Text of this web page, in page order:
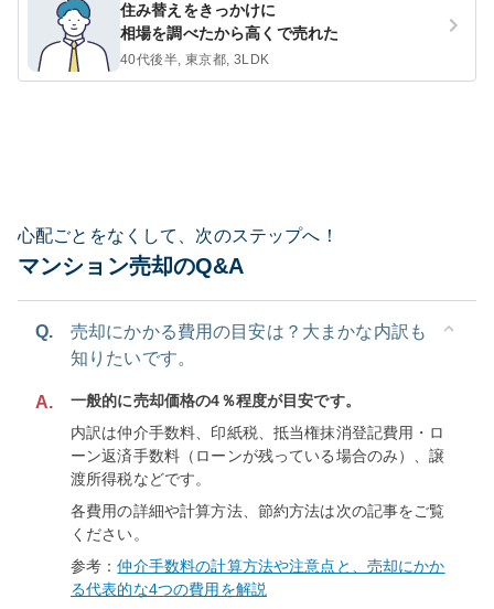
住み替えをきっかけに
相場を調べたから高くで売れた
40代後半, 東京都, 3LDK
心配ごとをなくして、次のステップへ！
マンション売却のQ&A
Q.
売却にかかる費用の目安は？大まかな内訳も
知りたいです。
A.
一般的に売却価格の4％程度が目安です。
内訳は仲介手数料、印紙税、抵当権抹消登記費用・ロ
ーン返済手数料（ローンが残っている場合のみ）、譲
渡所得税などです。
各費用の詳細や計算方法、節約方法は次の記事をご覧
ください。
参考：仲介手数料の計算方法や注意点と、売却にかか
る代表的な4つの費用を解説